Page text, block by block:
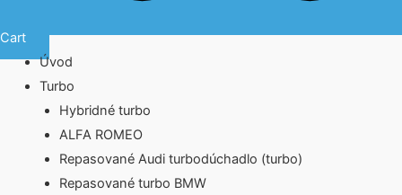
Cart
Úvod
Turbo
Hybridné turbo
ALFA ROMEO
Repasované Audi turbodúchadlo (turbo)
Repasované turbo BMW